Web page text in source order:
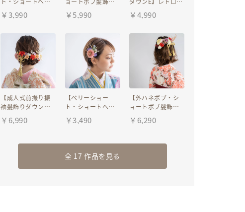
成人式前撮り振袖
イト 赤・白・ベー
ジュ卒業式袴・卒
￥3,990
ドレス＆組紐ゴー
式前撮り振袖ブラ
ウン（茶色）ベー
￥5,990
ス&水引きゴール
ーキ・黄色の成人
式振袖・卒園式
￥4,990
【成人式前撮り振
袖髪飾りダウン
水引きゴールド・
ンク・の卒業式
￥ 6,990
【ベリーショー
ト・ショートヘア
袴髪飾り＆水引き
撮り振袖水色・
青・紺 卒園式
￥3,490
【外ハネボブ・シ
ョートボブ髪飾り
ドレス＆組紐ゴー
人式前撮り振袖ピ
￥ 6,290
全 17 作品を見る